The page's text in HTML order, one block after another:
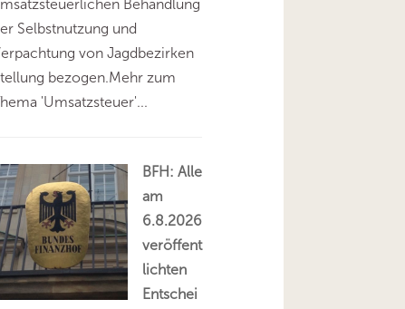
Behandlung
Selbstnutzung und
von Jagdbezirken
bezogen.Mehr zum
'Umsatzsteuer'...
BFH: Alle
am
6.8.2026
veröffent
lichten
Entschei